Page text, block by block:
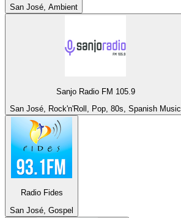
San José, Ambient
Sanjo Radio FM 105.9
San José, Rock'n'Roll, Pop, 80s, Spanish Music
Radio Fides
San José, Gospel